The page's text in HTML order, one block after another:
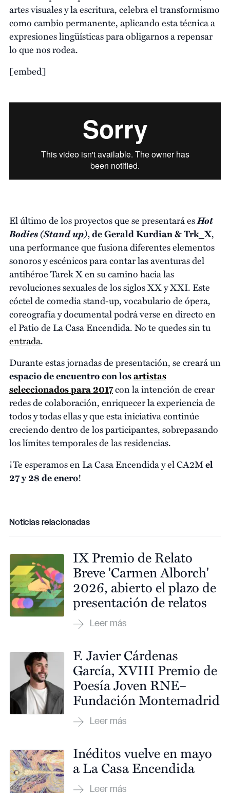
artes visuales y la escritura, celebra el transformismo
como cambio permanente, aplicando esta técnica a
expresiones lingüísticas para obligarnos a repensar
lo que nos rodea.
[embed]
El último de los proyectos que se presentará esHot
Bodies (Stand up), de Gerald Kurdian & Trk_X,
una performance que fusiona diferentes elementos
sonoros y escénicos para contar las aventuras del
antihéroe Tarek X en su camino hacia las
revoluciones sexuales de los siglos XX y XXI. Este
cóctel de comedia stand-up, vocabulario de ópera,
coreografía y documental podrá verse en directo en
el Patio de La Casa Encendida. No te quedes sin tu
entrada.
Durante estas jornadas de presentación, se creará un
espacio de encuentro con losartistas
seleccionados para 2017con la intención de crear
redes de colaboración, enriquecer la experiencia de
todos y todas ellas y que esta iniciativa continúe
creciendo dentro de los participantes, sobrepasando
los límites temporales de las residencias.
¡Te esperamos en La Casa Encendida y el CA2Mel
27 y 28 de enero!
Noticias relacionadas
IX Premio de Relato
Breve 'Carmen Alborch'
2026, abierto el plazo de
presentación de relatos
F. Javier Cárdenas
García, XVIII Premio de
Poesía Joven RNE–
Fundación Montemadrid
Inéditos vuelve en mayo
a La Casa Encendida